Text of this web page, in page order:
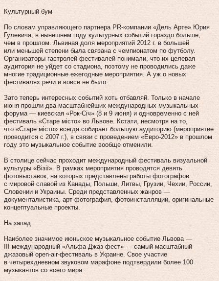
Культурный бум
По словам управляющего партнера PR-компании «Дель Арте» Юрия
Гулевича, в нынешнем году культурных событий гораздо больше,
чем в прошлом. Львиная доля мероприятий 2012 г. в большей
или меньшей степени была связана с чемпионатом по футболу.
Организаторы гастролей-фестивалей понимали, что их целевая
аудитория не уйдет со стадиона, поэтому не проводились даже
многие традиционные ежегодные мероприятия. А уж о новых
фестивалях речи и вовсе не было.
Зато теперь интересных событий хоть отбавляй. Только в начале
июня прошли два масштабнейших международных музыкальных
форума — киевская «Рок-Сiч» (8 и 9 июня) и одновременно с ней
фестиваль «Старе мiсто» во Львове. Кстати, несмотря на то,
что «Старе мiсто» всегда собирает большую аудиторию (мероприятие
проводится с 2007 г.), в связи с проведением «Евро-2012» в прошлом
году это музыкальное событие вообще отменили.
В столице сейчас проходит международный фестиваль визуальной
культуры «Візії». В рамках мероприятия проводятся девять
фотовыставок, на которых представлены работы фотографов
с мировой славой из Канады, Польши, Литвы, Грузии, Чехии, России,
Словении и Украины. Среди представленных жанров —
документалистика, арт-фотография, фотоинсталляции, оригинальные
концептуальные проекты.
На запад
Наиболее значимое июньское музыкальное событие Львова —
III международный «Альфа Джаз фест» — самый масштабный
джазовый open-aіr-фестиваль в Украине. Свое участие
в четырехдневном звуковом марафоне подтвердили более 100
музыкантов со всего мира.